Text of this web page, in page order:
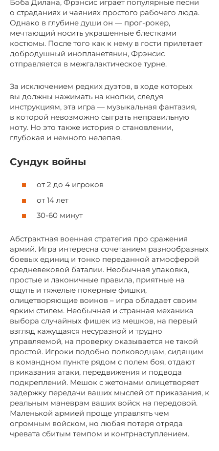
Боба Дилана, Фрэнсис играет популярные песни
о страданиях и чаяниях простого рабочего люда.
Однако в глубине души он — прог-рокер,
мечтающий носить украшенные блестками
костюмы. После того как к нему в гости прилетает
добродушный инопланетянин, Фрэнсис
отправляется в межгалактическое турне.
За исключением редких дуэтов, в ходе которых
вы должны нажимать на кнопки, следуя
инструкциям, эта игра — музыкальная фантазия,
в которой невозможно сыграть неправильную
ноту. Но это также история о становлении,
глубокая и немного нелепая.
Сундук войны
от 2 до 4 игроков
от 14 лет
30-60 минут
Абстрактная военная стратегия про сражения
армий. Игра интересна сочетанием разнообразных
боевых единиц и тонко переданной атмосферой
средневековой баталии. Необычная упаковка,
простые и лаконичные правила, приятные на
ощупь и тяжелые покерные фишки,
олицетворяющие воинов – игра обладает своим
ярким стилем. Необычная и странная механика
выбора случайных фишек из мешков, на первый
взгляд кажущаяся несуразной и трудно
управляемой, на проверку оказывается не такой
простой. Игроки подобно полководцам, сидящим
в командном пункте рядом с полем боя, отдают
приказания атаки, передвижения и подвода
подкреплений. Мешок с жетонами олицетворяет
задержку передачи ваших мыслей от приказания, к
реальным маневрам ваших войск на передовой.
Маленькой армией проще управлять чем
огромным войском, но любая потеря отряда
чревата сбитым темпом и контрнаступлением.